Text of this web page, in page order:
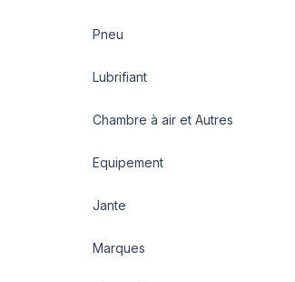
Pneu
Lubrifiant
Chambre à air et Autres
Equipement
Jante
Marques